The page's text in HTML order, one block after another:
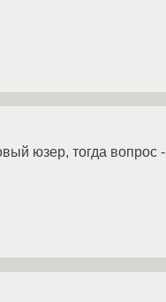
юзер, тогда вопрос -